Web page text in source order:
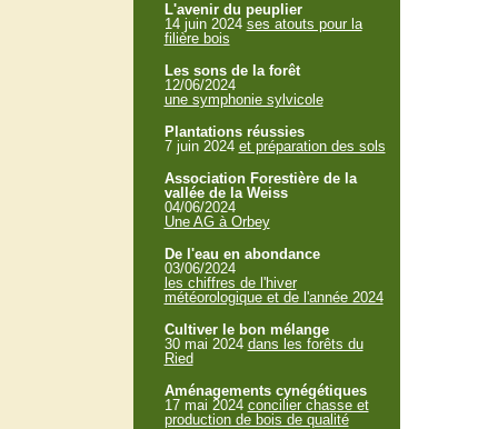
L'avenir du peuplier
14 juin 2024 ses atouts pour la
filière bois
Les sons de la forêt
12/06/2024
une symphonie sylvicole
Plantations réussies
7 juin 2024 et préparation des sols
Association Forestière de la
vallée de la Weiss
04/06/2024
Une AG à Orbey
De l'eau en abondance
03/06/2024
les chiffres de l'hiver
météorologique et de l'année 2024
Cultiver le bon mélange
30 mai 2024 dans les forêts du
Ried
Aménagements cynégétiques
17 mai 2024 concilier chasse et
production de bois de qualité